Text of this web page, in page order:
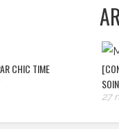
CHIC TIME
27